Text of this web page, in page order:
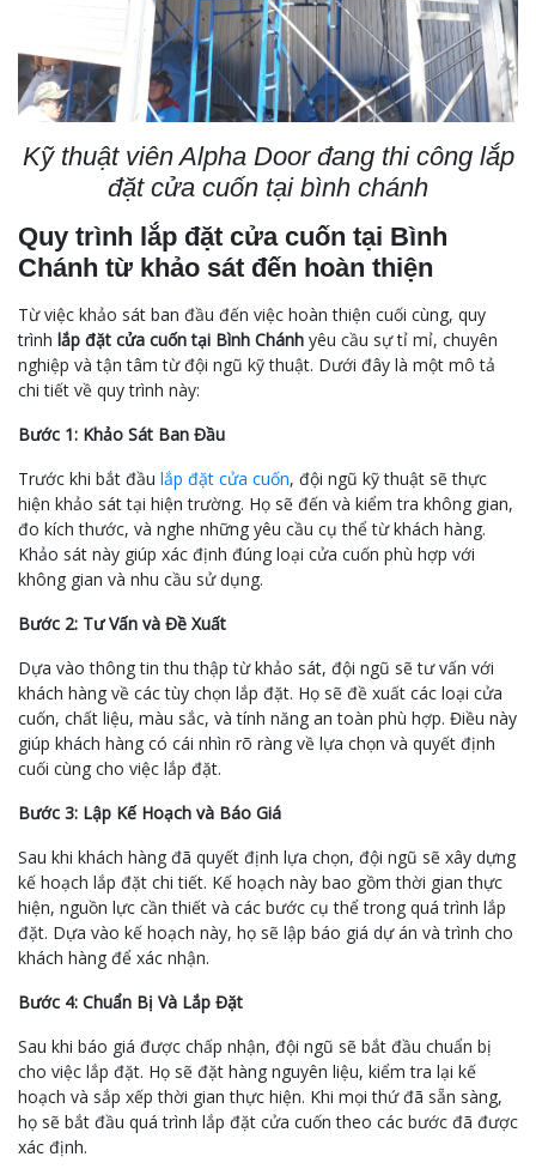
Kỹ thuật viên Alpha Door đang thi công lắp
đặt cửa cuốn tại bình chánh
Quy trình lắp đặt cửa cuốn tại Bình
Chánh từ khảo sát đến hoàn thiện
Từ việc khảo sát ban đầu đến việc hoàn thiện cuối cùng, quy
trình lắp đặt cửa cuốn tại Bình Chánh yêu cầu sự tỉ mỉ, chuyên
nghiệp và tận tâm từ đội ngũ kỹ thuật. Dưới đây là một mô tả
chi tiết về quy trình này:
Bước 1: Khảo Sát Ban Đầu
Trước khi bắt đầu lắp đặt cửa cuốn, đội ngũ kỹ thuật sẽ thực
hiện khảo sát tại hiện trường. Họ sẽ đến và kiểm tra không gian,
đo kích thước, và nghe những yêu cầu cụ thể từ khách hàng.
Khảo sát này giúp xác định đúng loại cửa cuốn phù hợp với
không gian và nhu cầu sử dụng.
Bước 2: Tư Vấn và Đề Xuất
Dựa vào thông tin thu thập từ khảo sát, đội ngũ sẽ tư vấn với
khách hàng về các tùy chọn lắp đặt. Họ sẽ đề xuất các loại cửa
cuốn, chất liệu, màu sắc, và tính năng an toàn phù hợp. Điều này
giúp khách hàng có cái nhìn rõ ràng về lựa chọn và quyết định
cuối cùng cho việc lắp đặt.
Bước 3: Lập Kế Hoạch và Báo Giá
Sau khi khách hàng đã quyết định lựa chọn, đội ngũ sẽ xây dựng
kế hoạch lắp đặt chi tiết. Kế hoạch này bao gồm thời gian thực
hiện, nguồn lực cần thiết và các bước cụ thể trong quá trình lắp
đặt. Dựa vào kế hoạch này, họ sẽ lập báo giá dự án và trình cho
khách hàng để xác nhận.
Bước 4: Chuẩn Bị Và Lắp Đặt
Sau khi báo giá được chấp nhận, đội ngũ sẽ bắt đầu chuẩn bị
cho việc lắp đặt. Họ sẽ đặt hàng nguyên liệu, kiểm tra lại kế
hoạch và sắp xếp thời gian thực hiện. Khi mọi thứ đã sẵn sàng,
họ sẽ bắt đầu quá trình lắp đặt cửa cuốn theo các bước đã được
xác định.